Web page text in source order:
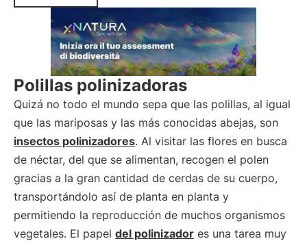
Polillas polinizadoras
Quizá no todo el mundo sepa que las polillas, al igual
que las mariposas y las más conocidas abejas, son
insectos polinizadores. Al visitar las flores en busca
de néctar, del que se alimentan, recogen el polen
gracias a la gran cantidad de cerdas de su cuerpo,
transportándolo así de planta en planta y
permitiendo la reproducción de muchos organismos
vegetales. El papel del polinizador es una tarea muy